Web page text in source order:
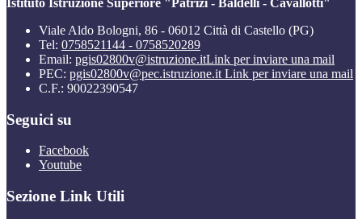
Istituto Istruzione Superiore "Patrizi - Baldelli - Cavallotti"
Viale Aldo Bologni, 86 - 06012 Città di Castello (PG)
Tel: 0758521144 - 0758520289
Email: pgis02800v@istruzione.itLink per inviare una mail
PEC: pgis02800v@pec.istruzione.it Link per inviare una mail
C.F.: 90022390547
Seguici su
Facebook
Youtube
Sezione Link Utili